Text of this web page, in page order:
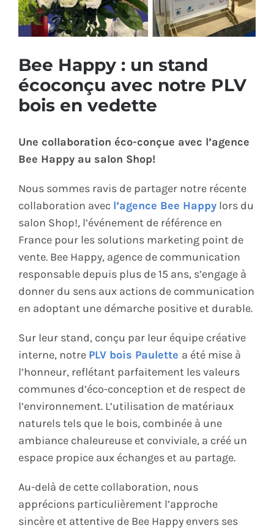
ÉCO-RESPONSABLE
CONTACT
Bee Happy : un stand
écoconçu avec notre PLV
bois en vedette
Une collaboration éco-conçue avec l’agence
Bee Happy au salon Shop!
Nous sommes ravis de partager notre récente
collaboration avec l’agence Bee Happylors du
salon Shop!, l’événement de référence en
France pour les solutions marketing point de
vente. Bee Happy, agence de communication
responsable depuis plus de 15 ans, s’engage à
donner du sens aux actions de communication
en adoptant une démarche positive et durable. ​
Sur leur stand, conçu par leur équipe créative
interne, notre PLV bois Paulette a été mise à
l’honneur, reflétant parfaitement les valeurs
communes d’éco-conception et de respect de
l’environnement. L’utilisation de matériaux
naturels tels que le bois, combinée à une
ambiance chaleureuse et conviviale, a créé un
espace propice aux échanges et au partage.​
Au-delà de cette collaboration, nous
apprécions particulièrement l’approche
sincère et attentive de Bee Happy envers ses